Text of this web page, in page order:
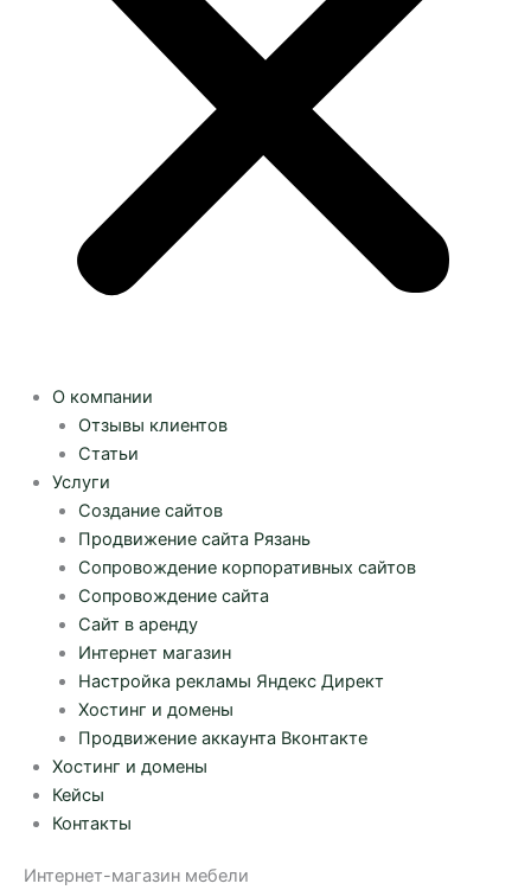
О компании
Отзывы клиентов
Статьи
Услуги
Создание сайтов
Продвижение сайта Рязань
Сопровождение корпоративных сайтов
Сопровождение сайта
Сайт в аренду
Интернет магазин
Настройка рекламы Яндекс Директ
Хостинг и домены
Продвижение аккаунта Вконтакте
Хостинг и домены
Кейсы
Контакты
Интернет-магазин мебели